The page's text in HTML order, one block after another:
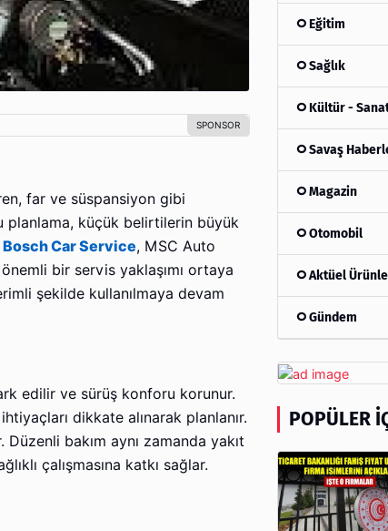
far ve süspansiyon gibi
küçük belirtilerin büyük
Car Service, MSC Auto
bir servis yaklaşımı ortaya
şekilde kullanılmaya devam
edilir ve sürüş konforu korunur.
dikkate alınarak planlanır.
bakım aynı zamanda yakıt
çalışmasına katkı sağlar.
Eğitim
Sağlık
Kültür -
Savaş
Magazin
Otomobil
Aktüel
Gündem
POPÜLER